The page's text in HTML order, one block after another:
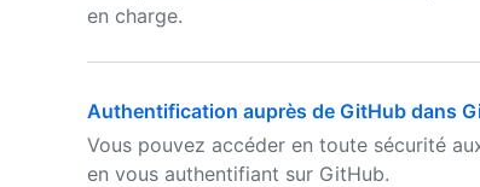
en charge.
Authentification auprès de GitHub dans
Vous pouvez accéder en toute sécurité
en vous authentifiant sur GitHub.